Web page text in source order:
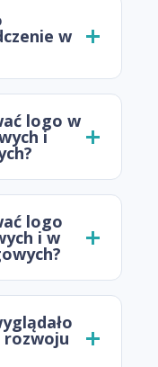
w
logo w
i
logo
i w